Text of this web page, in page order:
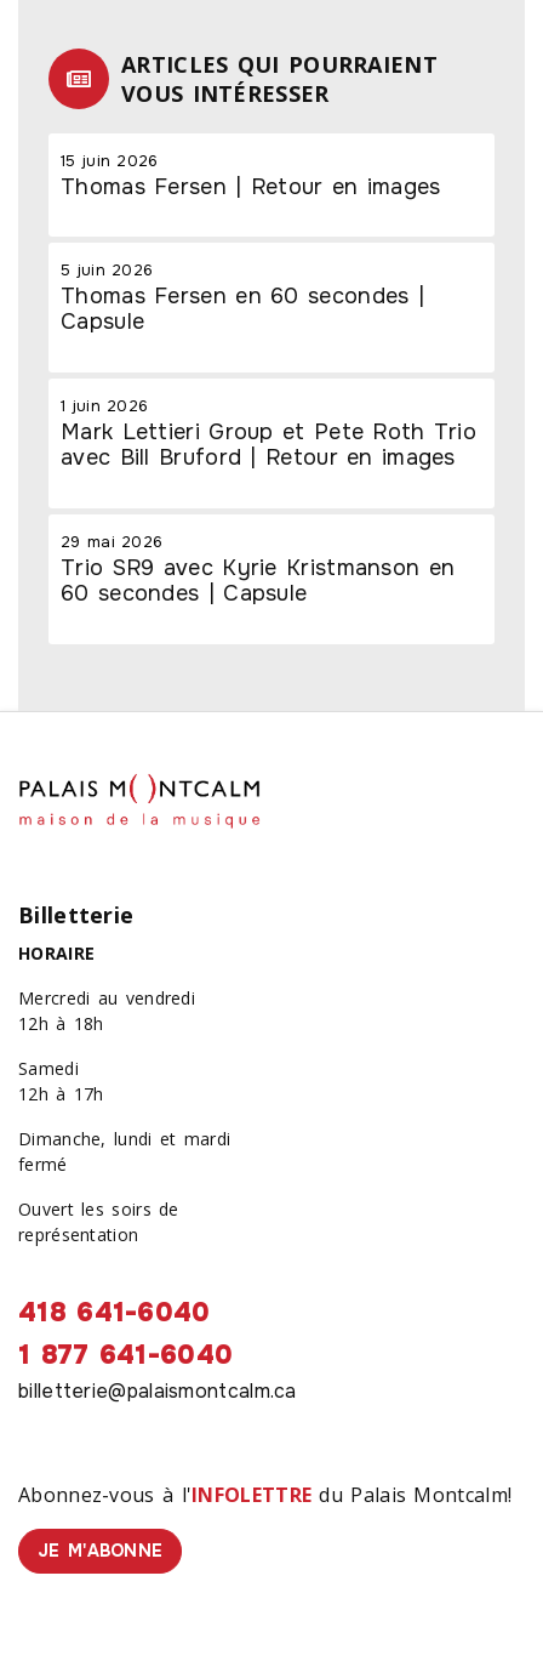
ARTICLES QUI POURRAIENT
VOUS INTÉRESSER
15 juin 2026
Thomas Fersen | Retour en images
5 juin 2026
Thomas Fersen en 60 secondes |
Capsule
1 juin 2026
Mark Lettieri Group et Pete Roth Trio
avec Bill Bruford | Retour en images
29 mai 2026
Trio SR9 avec Kyrie Kristmanson en
60 secondes | Capsule
Abonnez-vous à l'INFOLETTRE du Palais Montcalm!
JE M'ABONNE
Billetterie
HORAIRE
Mercredi au vendredi
12h à 18h
Samedi
12h à 17h
Dimanche, lundi et mardi
fermé
Ouvert les soirs de
représentation
418 641-6040
1 877 641-6040
billetterie@palaismontcalm.ca